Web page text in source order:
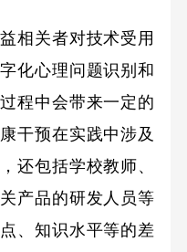
关者对技术受用
化心理问题识别和
程中会带来一定的
干预在实践中涉及
还包括学校教师、
产品的研发人员等
、知识水平等的差